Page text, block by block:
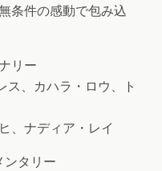
条件の感動で包み込
リー
ス、カハラ・ロウ、ト
、ナディア・レイ
タリー